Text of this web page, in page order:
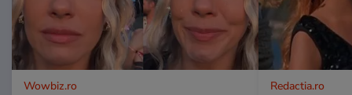
Wowbiz.ro Redactia.ro